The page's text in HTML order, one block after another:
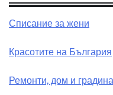
Списание за жени
Красотите на България
Ремонти, дом и градина